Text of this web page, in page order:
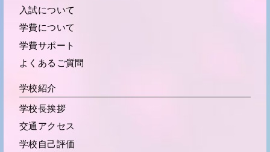
入試について
学費について
学費サポート
よくあるご質問
学校紹介
学校長挨拶
交通アクセス
学校自己評価